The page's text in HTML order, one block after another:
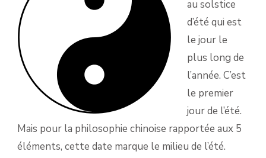
au solstice
d’été qui est
le jour le
plus long de
l’année. C’est
le premier
jour de l’été.
Mais pour la philosophie chinoise rapportée aux 5
éléments, cette date marque le milieu de l’été.